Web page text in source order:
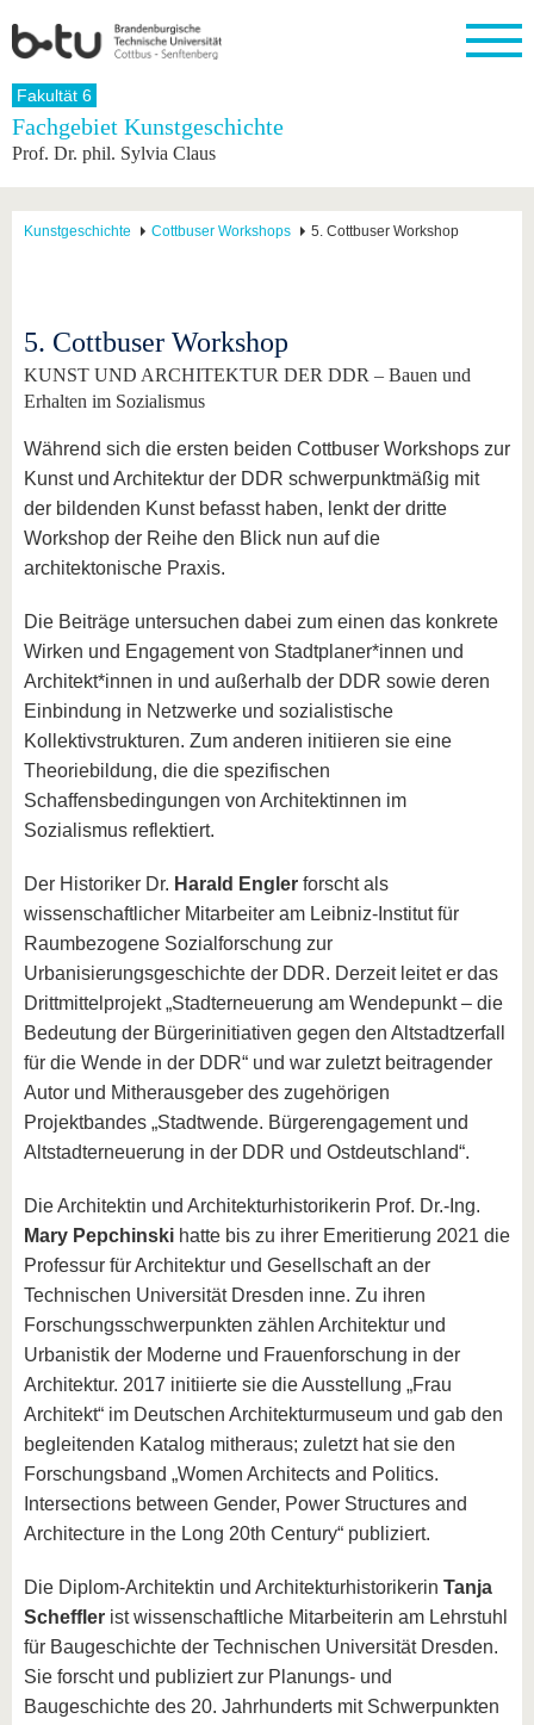
Startseite
Universität
Struktur
Partnerschaften
Forschung
Forschung
Nachwuchs
Studium
Vor dem
Nach
dem
Profil
Mit der
BTU ins
internationale
Studierende
Kontakt
Wissenschaftliche
Fachkräfte
BTU
Lernen
Sie uns
kennen
Werte
Fakultät 6
Fachgebiet Kunstgeschichte
Prof. Dr. phil. Sylvia Claus
Kunstgeschichte Cottbuser Workshops 5. Cottbuser Workshop
5. Cottbuser Workshop
KUNST UND ARCHITEKTUR DER DDR – Bauen und
Erhalten im Sozialismus
Während sich die ersten beiden Cottbuser Workshops zur
Kunst und Architektur der DDR schwerpunktmäßig mit
der bildenden Kunst befasst haben, lenkt der dritte
Workshop der Reihe den Blick nun auf die
architektonische Praxis.
Die Beiträge untersuchen dabei zum einen das konkrete
Wirken und Engagement von Stadtplaner*innen und
Architekt*innen in und außerhalb der DDR sowie deren
Einbindung in Netzwerke und sozialistische
Kollektivstrukturen. Zum anderen initiieren sie eine
Theoriebildung, die die spezifischen
Schaffensbedingungen von Architektinnen im
Sozialismus reflektiert.
Der Historiker Dr. Harald Engler forscht als
wissenschaftlicher Mitarbeiter am Leibniz-Institut für
Raumbezogene Sozialforschung zur
Urbanisierungsgeschichte der DDR. Derzeit leitet er das
Drittmittelprojekt „Stadterneuerung am Wendepunkt – die
Bedeutung der Bürgerinitiativen gegen den Altstadtzerfall
für die Wende in der DDR“ und war zuletzt beitragender
Autor und Mitherausgeber des zugehörigen
Projektbandes „Stadtwende. Bürgerengagement und
Altstadterneuerung in der DDR und Ostdeutschland“.
Die Architektin und Architekturhistorikerin Prof. Dr.-Ing.
Mary Pepchinski hatte bis zu ihrer Emeritierung 2021 die
Professur für Architektur und Gesellschaft an der
Technischen Universität Dresden inne. Zu ihren
Forschungsschwerpunkten zählen Architektur und
Urbanistik der Moderne und Frauenforschung in der
Architektur. 2017 initiierte sie die Ausstellung „Frau
Architekt“ im Deutschen Architekturmuseum und gab den
begleitenden Katalog mitheraus; zuletzt hat sie den
Forschungsband „Women Architects and Politics.
Intersections between Gender, Power Structures and
Architecture in the Long 20th Century“ publiziert.
Die Diplom-Architektin und Architekturhistorikerin Tanja
Scheffler ist wissenschaftliche Mitarbeiterin am Lehrstuhl
für Baugeschichte der Technischen Universität Dresden.
Sie forscht und publiziert zur Planungs- und
Baugeschichte des 20. Jahrhunderts mit Schwerpunkten